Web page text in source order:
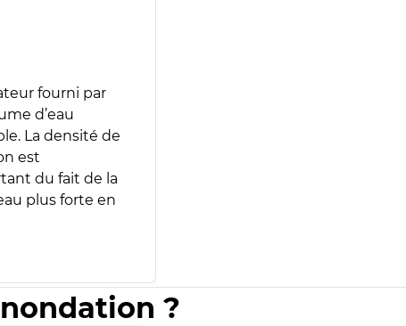
fourni par
d’eau
La densité de
est
du fait de la
plus forte en
?